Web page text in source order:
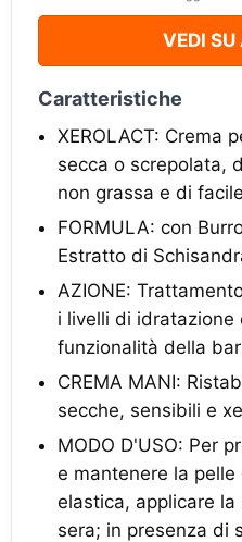
VEDI
Caratteristiche
XEROLACT: Crema
secca o screpolata,
non grassa e di
FORMULA: con
Estratto di
AZIONE:
i livelli di idratazione
funzionalità della
CREMA MANI:
secche, sensibili e
MODO D'USO: Per
e mantenere la
elastica, applicare
sera; in presenza di